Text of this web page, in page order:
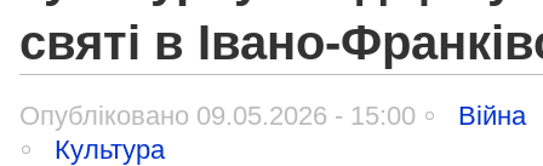
святі в Івано-
Опубліковано 09.05.2026 - 15:00
Війна
Культура